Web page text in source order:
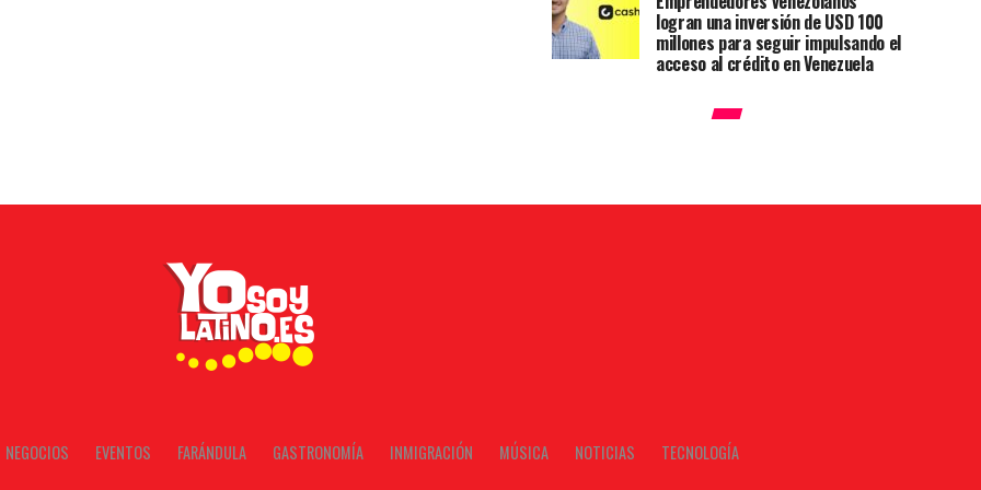
logran una inversión de USD 100
millones para seguir impulsando el
acceso al crédito en Venezuela
NEGOCIOS EVENTOS FARÁNDULA GASTRONOMÍA INMIGRACIÓN MÚSICA NOTICIAS TECNOLOGÍA